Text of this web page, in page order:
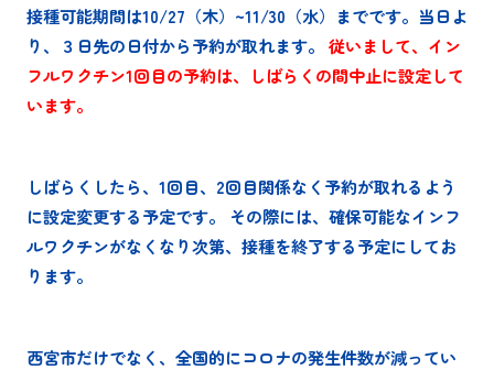
接種可能期間は10/27（木）~11/30（水）までです。当日よ
り、３日先の日付から予約が取れます。 従いまして、イン
フルワクチン1回目の予約は、しばらくの間中止に設定して
います。
しばらくしたら、1回目、2回目関係なく予約が取れるよう
に設定変更する予定です。 その際には、確保可能なインフ
ルワクチンがなくなり次第、接種を終了する予定にしてお
ります。
西宮市だけでなく、全国的にコロナの発生件数が減ってい